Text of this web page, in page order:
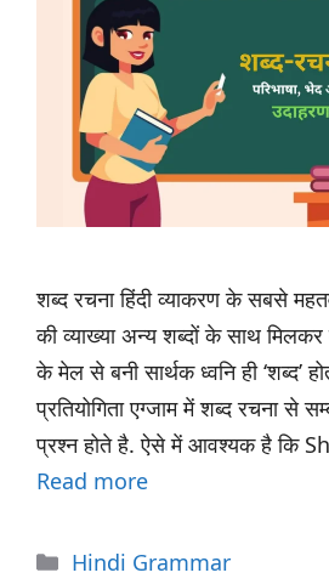
शब्द रचना हिंदी व्याकरण के सबसे
की व्याख्या अन्य शब्दों के साथ मिलकर
के मेल से बनी सार्थक ध्वनि ही ‘शब्द’
प्रतियोगिता एग्जाम में शब्द रचना से
प्रश्न होते है. ऐसे में आवश्यक है कि
Read more
Categories
Hindi Grammar